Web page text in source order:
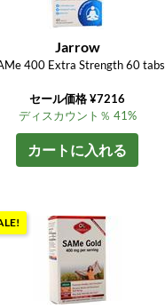
Jarrow
400 Extra Strength 60 tabs
セール価格 ¥7216
ディスカウント％ 41%
カートに入れる